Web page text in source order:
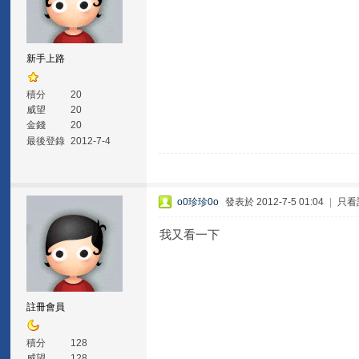
新手上路
積分
20
威望
20
金錢
20
最後登錄 2012-7-4
註冊會員
積分
128
o0珍珍0o 發表於 2012-7-5 01:04 只
我又看一下